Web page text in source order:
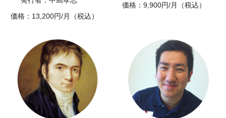
価格：13,200円/月（税込）
価格：9,900円/月（税込）